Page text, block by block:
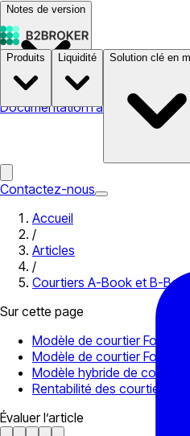
Notes de version
DocumentationTarifs B2STORE
Produits Liquidité Solution clé en
Contactez-nous
Accueil
/
Articles
/
Courtiers A-Book et B-
Sur cette page
Modèle de courtier Forex A-
Modèle de courtier Forex B-
Modèle hybride de courtier
Rentabilité des courtiers
Évaluer l’article